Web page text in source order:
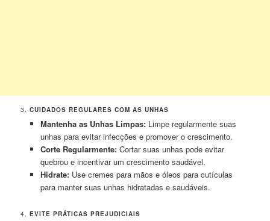
3.CUIDADOS REGULARES COM AS UNHAS
Mantenha as Unhas Limpas:Limpe regularmente suas
unhas para evitar infecções e promover o crescimento.
Corte Regularmente:Cortar suas unhas pode evitar
quebrou e incentivar um crescimento saudável.
Hidrate:Use cremes para mãos e óleos para cutículas
para manter suas unhas hidratadas e saudáveis.
4.EVITE PRÁTICAS PREJUDICIAIS